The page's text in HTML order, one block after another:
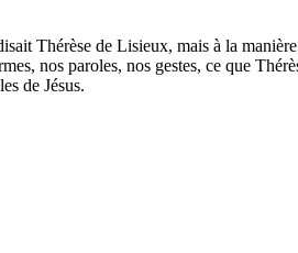
Thérèse de Lisieux, mais à la
nos paroles, nos gestes, ce que
de Jésus.